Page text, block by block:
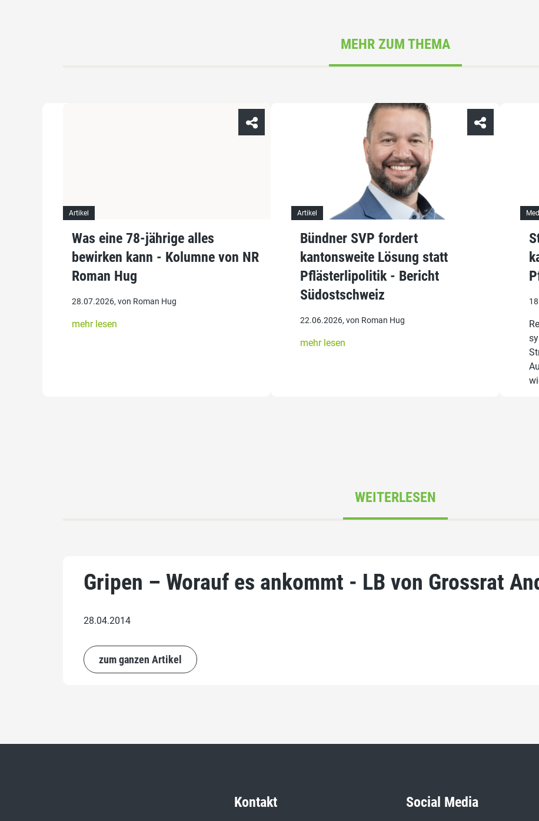
MEHR ZUM THEMA
Artikel
Was eine 78-jährige alles
bewirken kann - Kolumne von NR
Roman Hug
28.07.2026, von Roman Hug
mehr lesen
Artikel
Bündner SVP fordert
kantonsweite Lösung statt
Pflästerlipolitik - Bericht
Südostschweiz
22.06.2026, von Roman Hug
mehr lesen
WEITERLESEN
Gripen – Worauf es ankommt - LB von Grossrat
28.04.2014
zum ganzen Artikel
Kontakt Social Media